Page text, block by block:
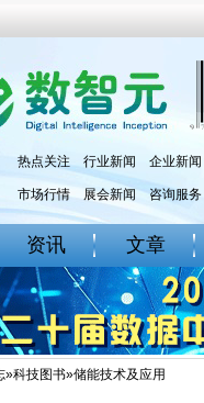
热点关注 行业新闻 企业新闻
市场行情 展会新闻 咨询服务
资讯 文章
»科技图书»储能技术及应用